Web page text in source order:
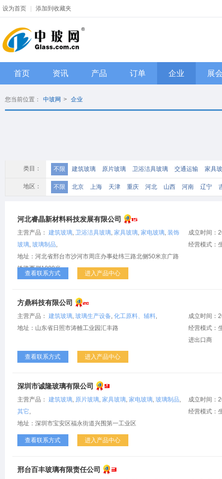
设为首页 添加到收藏夹
首页 资讯 产品 订单 企业 展
您当前位置： 中玻网 > 企业
类目： 不限 建筑玻璃 原片玻璃 卫浴洁具玻璃 交通运输
家具
机械配件及工具
地区： 不限 北京 上海 天津 重庆 河北 山西 河南 辽宁
河北睿晶新材料科技发展有限公司
主营产品： 建筑玻璃, 卫浴洁具玻璃, 家具玻璃, 家电玻璃, 装饰
玻璃, 玻璃制品,
地址：河北省邢台市沙河市周庄办事处纬三路北侧50米京广路
铁路西侧1000米
成立时间：
经营模式：
查看联系方式 进入产品中心
方鼎科技有限公司
主营产品： 建筑玻璃, 玻璃生产设备, 化工原料、辅料,
地址：山东省日照市涛雒工业园汇丰路
成立时间：
经营模式：
进出口商
查看联系方式 进入产品中心
深圳市诚隆玻璃有限公司
主营产品： 建筑玻璃, 原片玻璃, 家具玻璃, 家电玻璃, 玻璃制品,
其它,
地址：深圳市宝安区福永街道兴围第一工业区
成立时间：
经营模式：
查看联系方式 进入产品中心
邢台百丰玻璃有限责任公司